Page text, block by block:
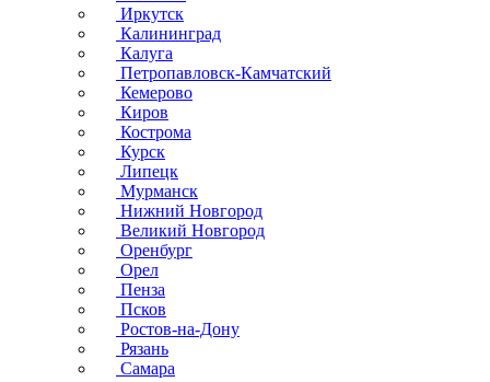
Иркутск
Калининград
Калуга
Петропавловск-Камчатский
Кемерово
Киров
Кострома
Курск
Липецк
Мурманск
Нижний Новгород
Великий Новгород
Оренбург
Орел
Пенза
Псков
Ростов-на-Дону
Рязань
Самара